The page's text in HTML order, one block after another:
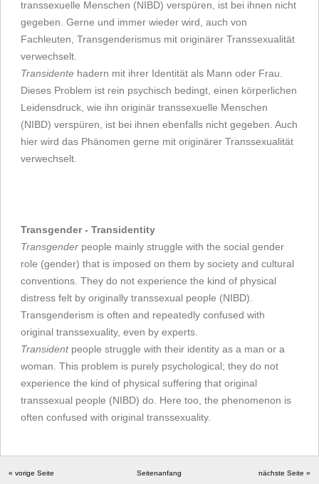
transsexuelle Menschen (NIBD) verspüren, ist bei ihnen nicht
gegeben. Gerne und immer wieder wird, auch von
Fachleuten, Transgenderismus mit originärer Transsexualität
verwechselt.
Transidente hadern mit ihrer Identität als Mann oder Frau.
Dieses Problem ist rein psychisch bedingt, einen körperlichen
Leidensdruck, wie ihn originär transsexuelle Menschen
(NIBD) verspüren, ist bei ihnen ebenfalls nicht gegeben. Auch
hier wird das Phänomen gerne mit originärer Transsexualität
verwechselt.
Transgender - Transidentity
Transgender people mainly struggle with the social gender
role (gender) that is imposed on them by society and cultural
conventions. They do not experience the kind of physical
distress felt by originally transsexual people (NIBD).
Transgenderism is often and repeatedly confused with
original transsexuality, even by experts.
Transidentpeople struggle with their identity as a man or a
woman. This problem is purely psychological; they do not
experience the kind of physical suffering that original
transsexual people (NIBD) do. Here too, the phenomenon is
often confused with original transsexuality.
« vorige Seite Seitenanfang nächste Seite »